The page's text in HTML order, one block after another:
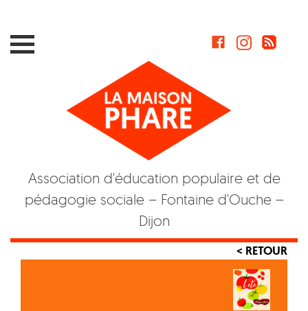
Association d'éducation populaire et de
pédagogie sociale – Fontaine d'Ouche –
Dijon
< RETOUR